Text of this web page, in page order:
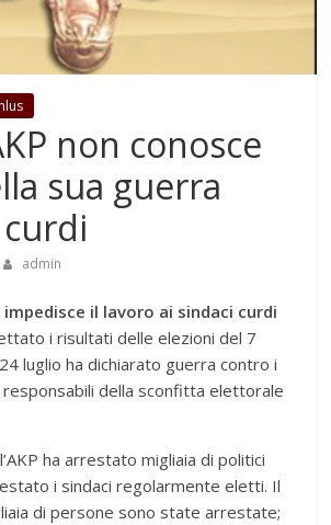
non conosce
sua guerra
admin
il lavoro ai sindaci curdi
i risultati delle elezioni del 7
luglio ha dichiarato guerra contro i
della sconfitta elettorale
ha arrestato migliaia di politici
i sindaci regolarmente eletti. Il
di persone sono state arrestate;